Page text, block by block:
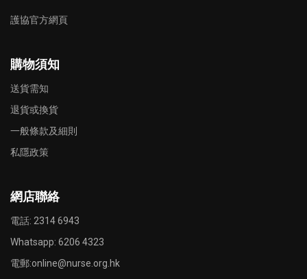
護協官方網頁
購物須知
送貨需知
退貨或換貨
一般條款及細則
私隱政策
網店聯絡
電話: 2314 6943
Whatsapp: 6206 4323
電郵:online@nurse.org.hk